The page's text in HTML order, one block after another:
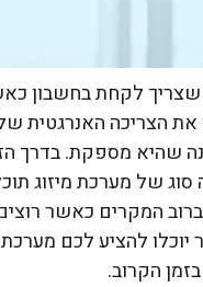
לקחת בחשבון
את הצריכה האנרגטית
שהיא מספקת. בדרך
סוג של מערכת מיזוג
המקרים כאשר
להציע לכם
הקרוב.